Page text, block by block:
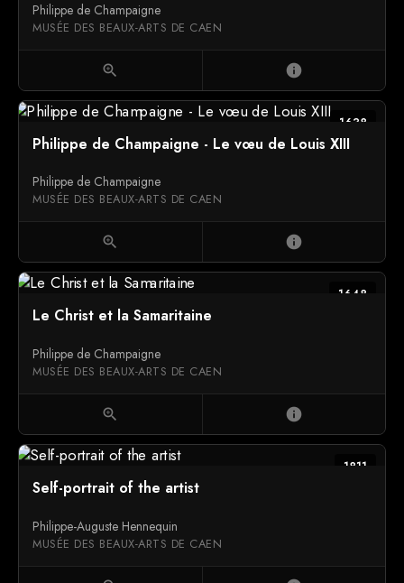
Philippe de Champaigne
MUSÉE DES BEAUX-ARTS DE CAEN
zoom_in info
1638
Philippe de Champaigne - Le vœu de Louis XIII
Philippe de Champaigne
MUSÉE DES BEAUX-ARTS DE CAEN
zoom_in info
1648
Le Christ et la Samaritaine
Philippe de Champaigne
MUSÉE DES BEAUX-ARTS DE CAEN
zoom_in info
1811
Self-portrait of the artist
Philippe-Auguste Hennequin
MUSÉE DES BEAUX-ARTS DE CAEN